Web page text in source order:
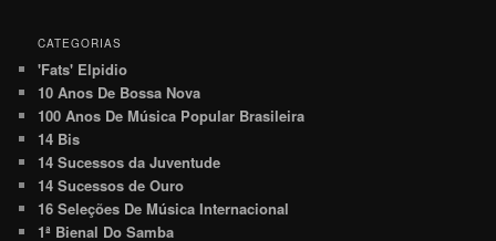
CATEGORIAS
'Fats' Elpidio
10 Anos De Bossa Nova
100 Anos De Música Popular Brasileira
14 Bis
14 Sucessos da Juventude
14 Sucessos de Ouro
16 Seleções De Música Internacional
1ª Bienal Do Samba